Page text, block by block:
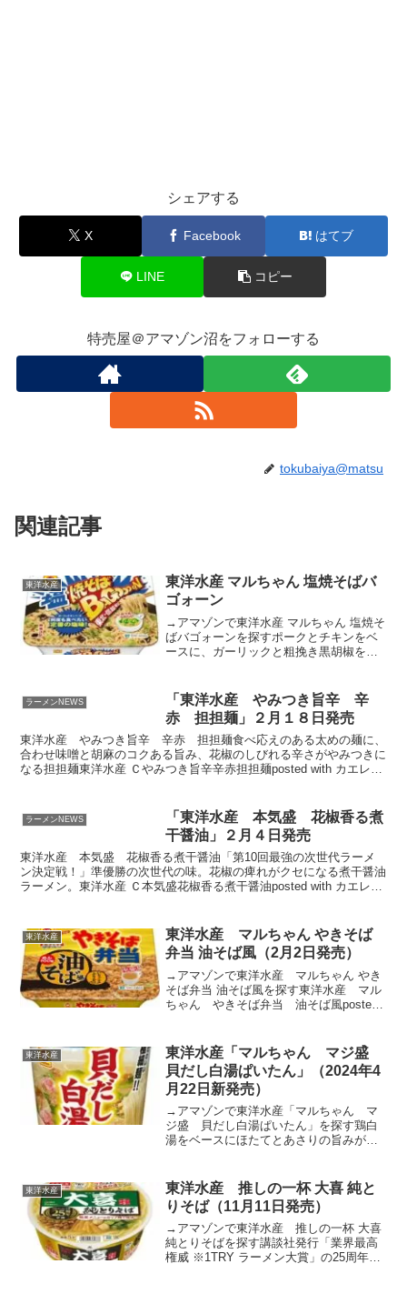
シェアする
X Facebook はてブ
LINE コピー
特売屋＠アマゾン沼をフォローする
tokubaiya@matsu
関連記事
東洋水産
東洋水産 マルちゃん 塩焼そばバ
ゴォーン
→アマゾンで東洋水産 マルちゃん 塩焼そ
ばバゴォーンを探すポークとチキンをベ
ースに、ガーリックと粗挽き黒胡椒を利
ゴォーン」シリーズでおなじみのわかめ
スープを添付していま...
ラーメンNEWS
「東洋水産 やみつき旨辛 辛
赤 担担麺」２月１８日発売
東洋水産 やみつき旨辛 辛赤 担担麺食べ応えのある太めの麺に、
合わせ味噌と胡麻のコクある旨み、花椒のしびれる辛さがやみつきに
なる担担麺東洋水産 Ｃやみつき旨辛辛赤担担麺posted with カエレバ
ラーメンNEWS
「東洋水産 本気盛 花椒香る煮
干醤油」２月４日発売
東洋水産 本気盛 花椒香る煮干醤油「第10回最強の次世代ラーメ
ン決定戦！」準優勝の次世代の味。花椒の痺れがクセになる煮干醤油
ラーメン。東洋水産 Ｃ本気盛花椒香る煮干醤油posted with カエレバ
東洋水産
東洋水産 マルちゃん やきそば
弁当 油そば風（2月2日発売）
→アマゾンで東洋水産 マルちゃん やき
そば弁当 油そば風を探す東洋水産 マル
ちゃん やきそば弁当 油そば風posted
東洋水産
東洋水産「マルちゃん マジ盛
貝だし白湯ぱいたん」（2024年4
月22日新発売）
→アマゾンで東洋水産「マルちゃん マ
ジ盛 貝だし白湯ぱいたん」を探す鶏白
湯をベースにほたてとあさりの旨みが利
豚肉やかに風かまぼこ等の具材をがっつ
り使用した、満足感のある...
東洋水産
東洋水産 推しの一杯 大喜 純と
りそば（11月11日発売）
→アマゾンで東洋水産 推しの一杯 大喜
純とりそばを探す講談社発行「業界最高
権威 ※1TRY ラーメン大賞」の25周年を